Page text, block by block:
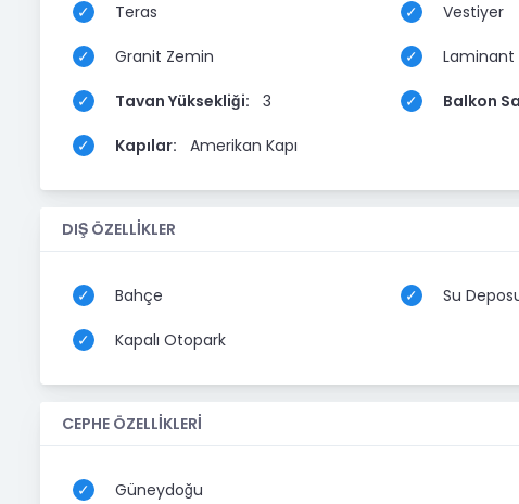
Teras Vestiyer
Granit Zemin Laminant
Tavan Yüksekliği: 3 Balkon
Kapılar: Amerikan Kapı
DIŞ ÖZELLİKLER
Bahçe Su
Kapalı Otopark
CEPHE ÖZELLİKLERİ
Güneydoğu